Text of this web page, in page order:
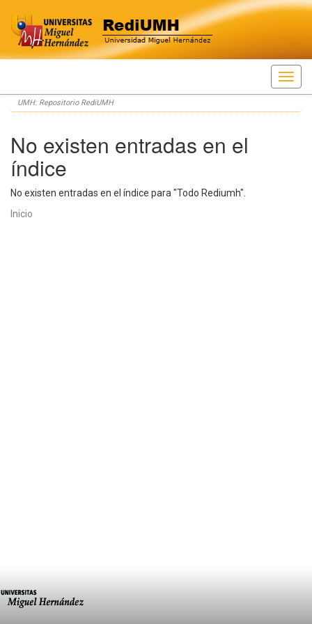
Skip
navigation
UMH: Repositorio RediUMH
No existen entradas en el
índice
No existen entradas en el índice para "Todo Rediumh".
Inicio